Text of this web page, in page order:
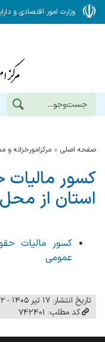
وزارت امور اقتصادی و
صفحه اصلی مرکزامورخزانه و
استان از
عمومی
تاریخ انتشار: ۱۷ تیر ۱۴۰۵ - ۰۸:۴۲
کد مطلب: 742401